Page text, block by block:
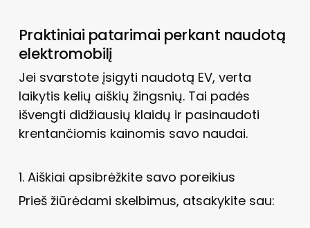
Praktiniai patarimai perkant naudotą
elektromobilį
Jei svarstote įsigyti naudotą EV, verta
laikytis kelių aiškių žingsnių. Tai padės
išvengti didžiausių klaidų ir pasinaudoti
krentančiomis kainomis savo naudai.
1. Aiškiai apsibrėžkite savo poreikius
Prieš žiūrėdami skelbimus, atsakykite sau: